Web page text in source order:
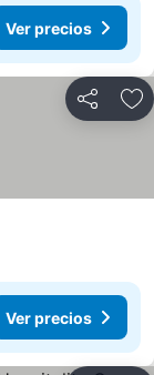
Ver precios
Compartir
Ver precios